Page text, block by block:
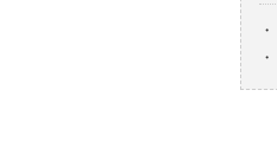
・
・